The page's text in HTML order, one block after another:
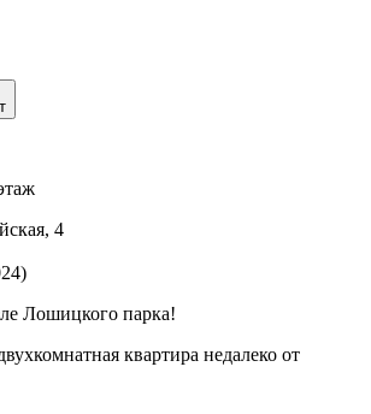
4
Лошицкого парка!
квартира недалеко от